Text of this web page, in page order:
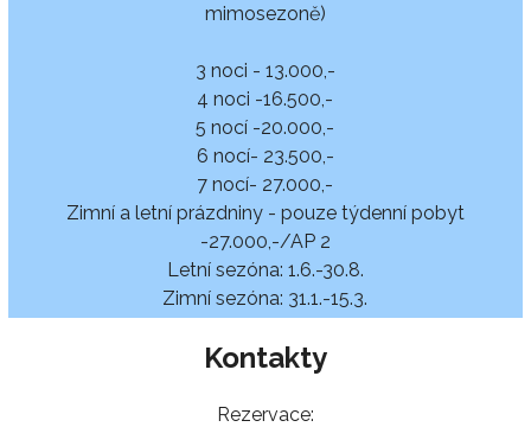
mimosezoně)
3 noci - 13.000,-
4 noci -16.500,-
5 nocí -20.000,-
6 nocí- 23.500,-
7 nocí- 27.000,-
Zimní a letní prázdniny - pouze týdenní pobyt
-27.000,-/AP 2
Letní sezóna: 1.6.-30.8.
Zimní sezóna: 31.1.-15.3.
Kontakty
Rezervace: